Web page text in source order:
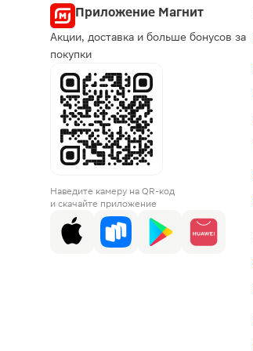
Приложение Магнит
Акции, доставка и больше бонусов за
покупки
Наведите камеру на QR-код
и скачайте приложение